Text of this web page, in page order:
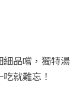
品嚐，獨特湯
就難忘！